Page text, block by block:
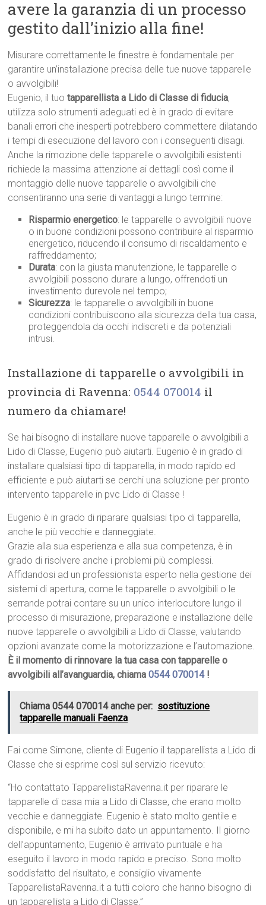
avere la garanzia di un processo
gestito dall’inizio alla fine!
Misurare correttamente le finestre è fondamentale per
garantire un’installazione precisa delle tue nuove tapparelle
o avvolgibili!
Eugenio, il tuotapparellista a Lido di Classe di fiducia,
utilizza solo strumenti adeguati ed è in grado di evitare
banali errori che inesperti potrebbero commettere dilatando
i tempi di esecuzione del lavoro con i conseguenti disagi.
Anche la rimozione delle tapparelle o avvolgibili esistenti
richiede la massima attenzione ai dettagli così come il
montaggio delle nuove tapparelle o avvolgibili che
consentiranno una serie di vantaggi a lungo termine:
Risparmio energetico: le tapparelle o avvolgibili nuove
o in buone condizioni possono contribuire al risparmio
energetico, riducendo il consumo di riscaldamento e
raffreddamento;
Durata: con la giusta manutenzione, le tapparelle o
avvolgibili possono durare a lungo, offrendoti un
investimento durevole nel tempo;
Sicurezza: le tapparelle o avvolgibili in buone
condizioni contribuiscono alla sicurezza della tua casa,
proteggendola da occhi indiscreti e da potenziali
intrusi.
Installazione di tapparelle o avvolgibili in
provincia di Ravenna: 0544 070014 il
numero da chiamare!
Se hai bisogno di installare nuove tapparelle o avvolgibili a
Lido di Classe, Eugenio può aiutarti. Eugenio è in grado di
installare qualsiasi tipo di tapparella, in modo rapido ed
efficiente e può aiutarti se cerchi una soluzione per pronto
intervento tapparelle in pvc Lido di Classe !
Eugenio è in grado di riparare qualsiasi tipo di tapparella,
anche le più vecchie e danneggiate.
Grazie alla sua esperienza e alla sua competenza, è in
grado di risolvere anche i problemi più complessi.
Affidandosi ad un professionista esperto nella gestione dei
sistemi di apertura, come le tapparelle o avvolgibili o le
serrande potrai contare su un unico interlocutore lungo il
processo di misurazione, preparazione e installazione delle
nuove tapparelle o avvolgibili a Lido di Classe, valutando
opzioni avanzate come la motorizzazione e l’automazione.
È il momento di rinnovare la tua casa con tapparelle o
avvolgibili all’avanguardia, chiama0544 070014!
Chiama 0544 070014 anche per: sostituzione
tapparelle manuali Faenza
Fai come Simone, cliente di Eugenio il tapparellista a Lido di
Classe che si esprime così sul servizio ricevuto:
“Ho contattato TapparellistaRavenna.it per riparare le
tapparelle di casa mia a Lido di Classe, che erano molto
vecchie e danneggiate. Eugenio è stato molto gentile e
disponibile, e mi ha subito dato un appuntamento. Il giorno
dell’appuntamento, Eugenio è arrivato puntuale e ha
eseguito il lavoro in modo rapido e preciso. Sono molto
soddisfatto del risultato, e consiglio vivamente
TapparellistaRavenna.it a tutti coloro che hanno bisogno di
un tapparellista a Lido di Classe.”